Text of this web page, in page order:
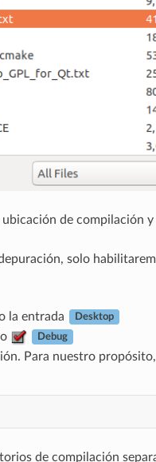
de compilación
solo
la entrada Desktop
Debug
Para nuestro
de compilación